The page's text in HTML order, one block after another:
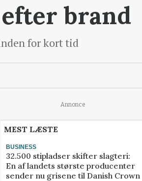
brand
for kort tid
Annonce
MEST LÆSTE
BUSINESS
32.500 stipladser skifter slagteri:
En af landets største producenter
sender nu grisene til Danish Crown